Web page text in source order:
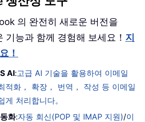
의 완전히 새로운 버전을
기능과 함께 경험해 보세요！ 지
！
AI:고급 AI 기술을 활용하여 이메일
적화， 확장， 번역， 작성 등 이메일
게 처리합니다。
화:자동 회신(POP 및 IMAP 지원)/이